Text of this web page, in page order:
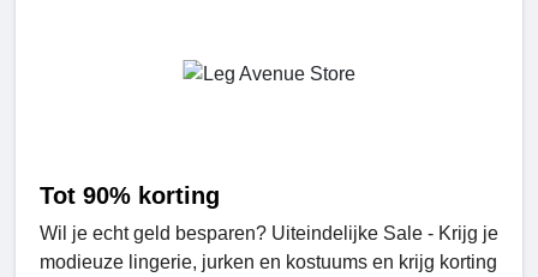
Tot 90% korting
Wil je echt geld besparen? Uiteindelijke Sale - Krijg je
modieuze lingerie, jurken en kostuums en krijg korting